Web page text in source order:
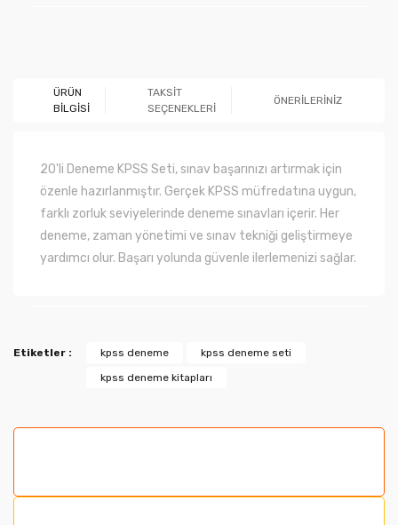
ÜRÜN
BİLGİSİ
TAKSİT
SEÇENEKLERİ
ÖNERİLERİNİZ
20'li Deneme KPSS Seti, sınav başarınızı artırmak için
özenle hazırlanmıştır. Gerçek KPSS müfredatına uygun,
farklı zorluk seviyelerinde deneme sınavları içerir. Her
deneme, zaman yönetimi ve sınav tekniği geliştirmeye
yardımcı olur. Başarı yolunda güvenle ilerlemenizi sağlar.
Etiketler : kpss deneme
kpss deneme seti
kpss deneme kitapları